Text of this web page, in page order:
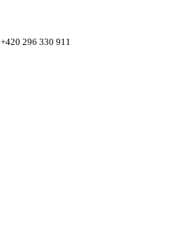
+420 296 330 911